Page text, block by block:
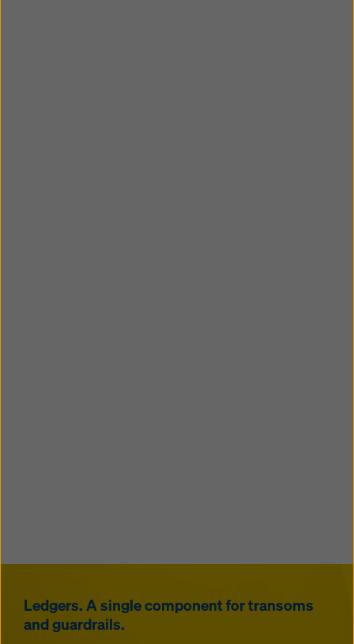
Ledgers. A single component for transoms
and guardrails.